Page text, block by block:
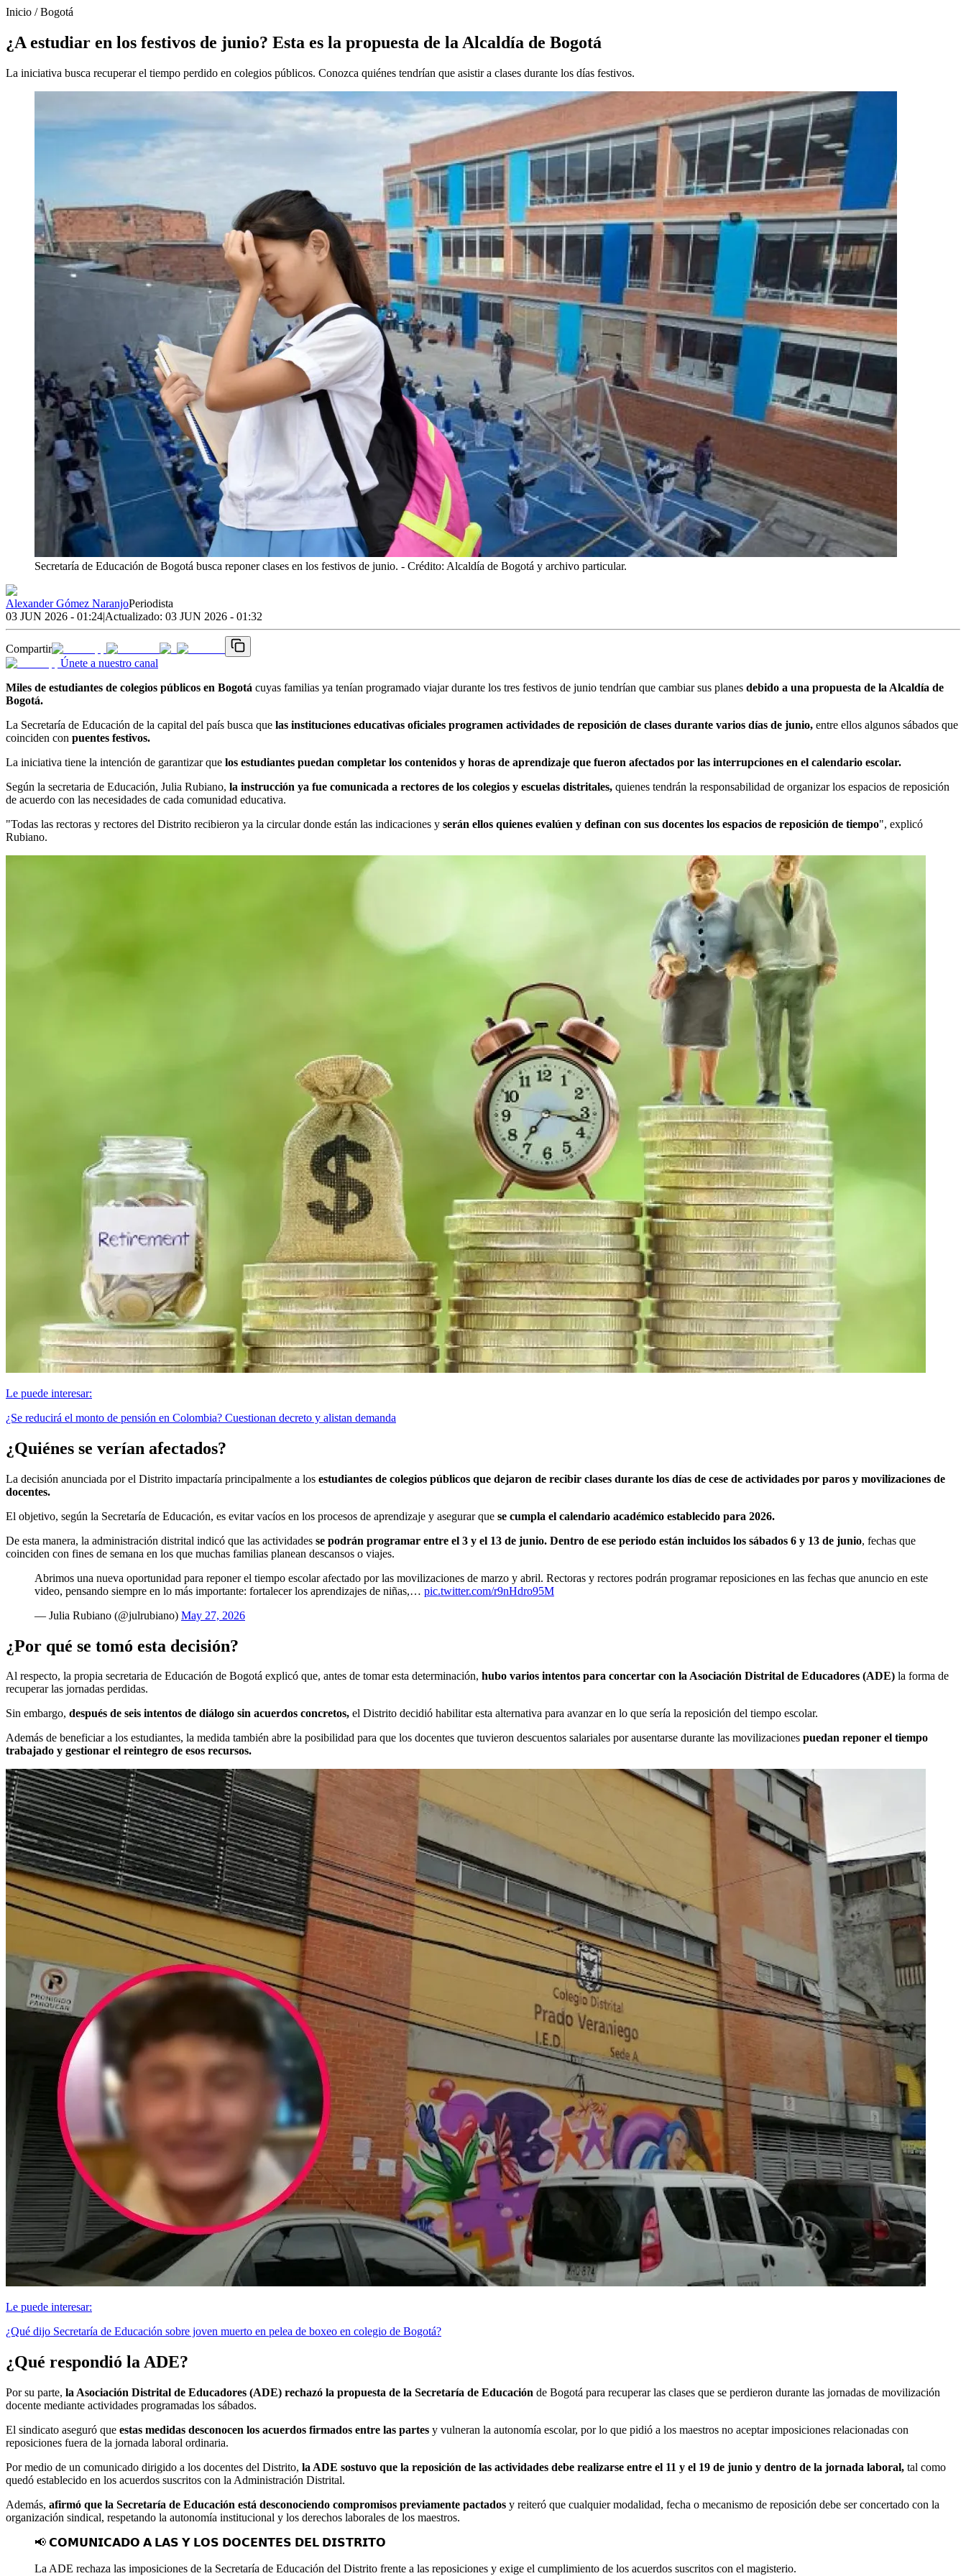
Inicio /Bogotá
¿A estudiar en los festivos de junio? Esta es la propuesta de la Alcaldía de Bogotá
La iniciativa busca recuperar el tiempo perdido en colegios públicos. Conozca quiénes tendrían que asistir a clases durante los días festivos.
Secretaría de Educación de Bogotá busca reponer clases en los festivos de junio. - Crédito: Alcaldía de Bogotá y archivo particular.
Alexander Gómez NaranjoPeriodista
03 JUN 2026 - 01:24|Actualizado: 03 JUN 2026 - 01:32
Compartir
Únete a nuestro canal
Miles de estudiantes de colegios públicos en Bogotá cuyas familias ya tenían programado viajar durante los tres festivos de junio tendrían que cambiar sus planes debido a una propuesta de la Alcaldía de
Bogotá.
La Secretaría de Educación de la capital del país busca que las instituciones educativas oficiales programen actividades de reposición de clases durante varios días de junio, entre ellos algunos sábados que
coinciden con puentes festivos.
La iniciativa tiene la intención de garantizar que los estudiantes puedan completar los contenidos y horas de aprendizaje que fueron afectados por las interrupciones en el calendario escolar.
Según la secretaria de Educación, Julia Rubiano, la instrucción ya fue comunicada a rectores de los colegios y escuelas distritales, quienes tendrán la responsabilidad de organizar los espacios de reposición
de acuerdo con las necesidades de cada comunidad educativa.
"Todas las rectoras y rectores del Distrito recibieron ya la circular donde están las indicaciones y serán ellos quienes evalúen y definan con sus docentes los espacios de reposición de tiempo", explicó
Rubiano.
Le puede interesar:
¿Se reducirá el monto de pensión en Colombia? Cuestionan decreto y alistan demanda
¿Quiénes se verían afectados?
La decisión anunciada por el Distrito impactaría principalmente a los estudiantes de colegios públicos que dejaron de recibir clases durante los días de cese de actividades por paros y movilizaciones de
docentes.
El objetivo, según la Secretaría de Educación, es evitar vacíos en los procesos de aprendizaje y asegurar que se cumpla el calendario académico establecido para 2026.
De esta manera, la administración distrital indicó que las actividades se podrán programar entre el 3 y el 13 de junio. Dentro de ese periodo están incluidos los sábados 6 y 13 de junio, fechas que
coinciden con fines de semana en los que muchas familias planean descansos o viajes.
Abrimos una nueva oportunidad para reponer el tiempo escolar afectado por las movilizaciones de marzo y abril. Rectoras y rectores podrán programar reposiciones en las fechas que anuncio en este
video, pensando siempre en lo más importante: fortalecer los aprendizajes de niñas,… pic.twitter.com/r9nHdro95M
— Julia Rubiano (@julrubiano) May 27, 2026
¿Por qué se tomó esta decisión?
Al respecto, la propia secretaria de Educación de Bogotá explicó que, antes de tomar esta determinación, hubo varios intentos para concertar con la Asociación Distrital de Educadores (ADE) la forma de
recuperar las jornadas perdidas.
Sin embargo, después de seis intentos de diálogo sin acuerdos concretos, el Distrito decidió habilitar esta alternativa para avanzar en lo que sería la reposición del tiempo escolar.
Además de beneficiar a los estudiantes, la medida también abre la posibilidad para que los docentes que tuvieron descuentos salariales por ausentarse durante las movilizaciones puedan reponer el tiempo
trabajado y gestionar el reintegro de esos recursos.
Le puede interesar:
¿Qué dijo Secretaría de Educación sobre joven muerto en pelea de boxeo en colegio de Bogotá?
¿Qué respondió la ADE?
Por su parte, la Asociación Distrital de Educadores (ADE) rechazó la propuesta de la Secretaría de Educación de Bogotá para recuperar las clases que se perdieron durante las jornadas de movilización
docente mediante actividades programadas los sábados.
El sindicato aseguró que estas medidas desconocen los acuerdos firmados entre las partes y vulneran la autonomía escolar, por lo que pidió a los maestros no aceptar imposiciones relacionadas con
reposiciones fuera de la jornada laboral ordinaria.
Por medio de un comunicado dirigido a los docentes del Distrito, la ADE sostuvo que la reposición de las actividades debe realizarse entre el 11 y el 19 de junio y dentro de la jornada laboral, tal como
quedó establecido en los acuerdos suscritos con la Administración Distrital.
Además, afirmó que la Secretaría de Educación está desconociendo compromisos previamente pactados y reiteró que cualquier modalidad, fecha o mecanismo de reposición debe ser concertado con la
organización sindical, respetando la autonomía institucional y los derechos laborales de los maestros.
📢 𝗖𝗢𝗠𝗨𝗡𝗜𝗖𝗔𝗗𝗢 𝗔 𝗟𝗔𝗦 𝗬 𝗟𝗢𝗦 𝗗𝗢𝗖𝗘𝗡𝗧𝗘𝗦 𝗗𝗘𝗟 𝗗𝗜𝗦𝗧𝗥𝗜𝗧𝗢
La ADE rechaza las imposiciones de la Secretaría de Educación del Distrito frente a las reposiciones y exige el cumplimiento de los acuerdos suscritos con el magisterio.